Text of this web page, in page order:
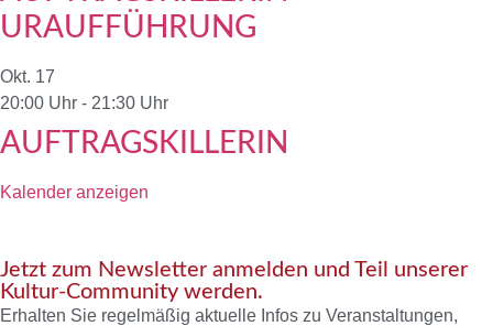
URAUFFÜHRUNG
Okt. 17
20:00 Uhr - 21:30 Uhr
AUFTRAGSKILLERIN
Kalender anzeigen
Jetzt zum Newsletter anmelden und Teil unserer
Kultur-Community werden.
Erhalten Sie regelmäßig aktuelle Infos zu Veranstaltungen,